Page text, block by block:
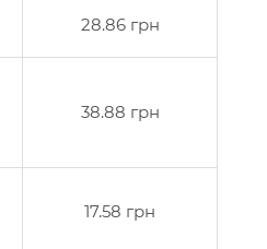
28.86 грн
38.88 грн
17.58 грн